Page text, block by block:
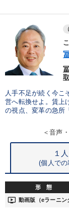
※「更新」を押すと「タ
人手不足が続く今こ
営へ転換せよ。賃上
の視点、変革の急所
＜音声
１人
(個人での
形 態
ondemand_video 動画版（eラーニン